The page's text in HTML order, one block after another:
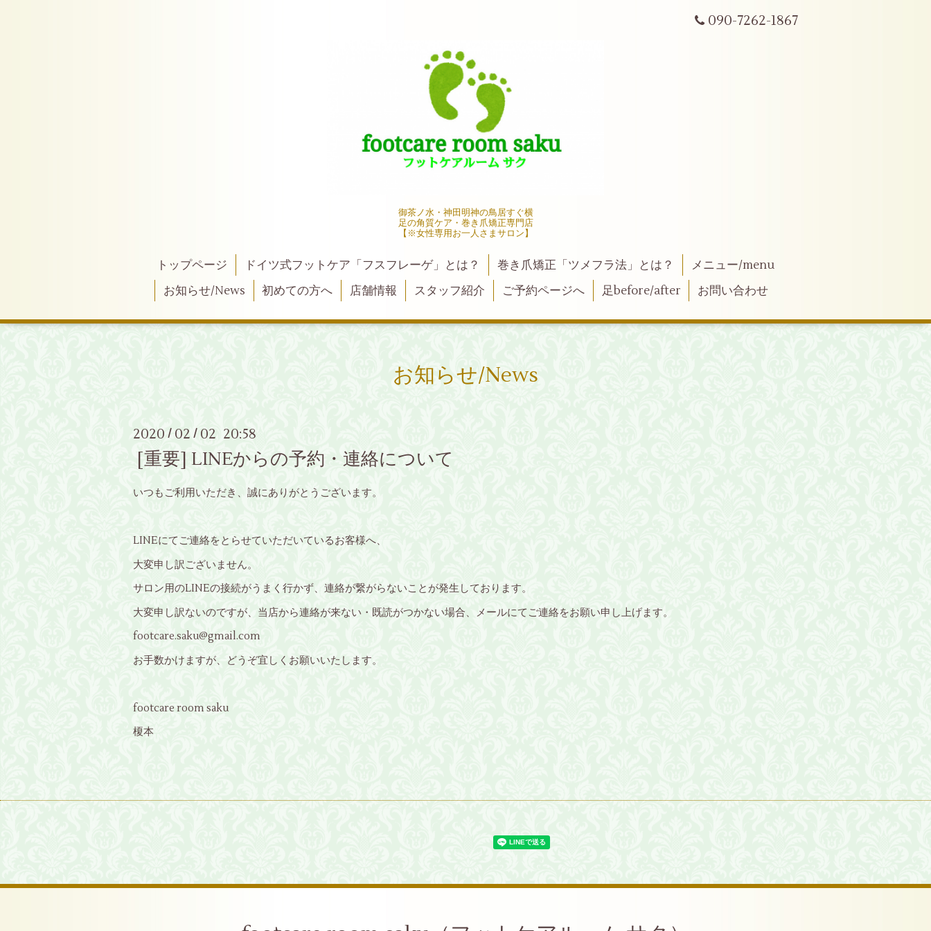
090-7262-1867
御茶ノ水・神田明神の鳥居すぐ横
足の角質ケア・巻き爪矯正専門店
【※女性専用お一人さまサロン】
トップページ ドイツ式フットケア「フスフレーゲ」とは？ 巻き爪矯正「ツメフラ法」とは？
メニュー/menu
お知らせ/News
初めての方へ 店舗情報 スタッフ紹介 ご予約ページへ 足before/after お問い合わせ
お知らせ/News
2020 / 02 / 02 20:58
[重要] LINEからの予約・連絡について
いつもご利用いただき、誠にありがとうございます。
LINEにてご連絡をとらせていただいているお客様へ、
大変申し訳ございません。
サロン用のLINEの接続がうまく行かず、連絡が繋がらないことが発生しております。
大変申し訳ないのですが、当店から連絡が来ない・既読がつかない場合、メールにてご連絡をお願い申し上げます。
footcare.saku@gmail.com
お手数かけますが、どうぞ宜しくお願いいたします。
footcare room saku
榎本